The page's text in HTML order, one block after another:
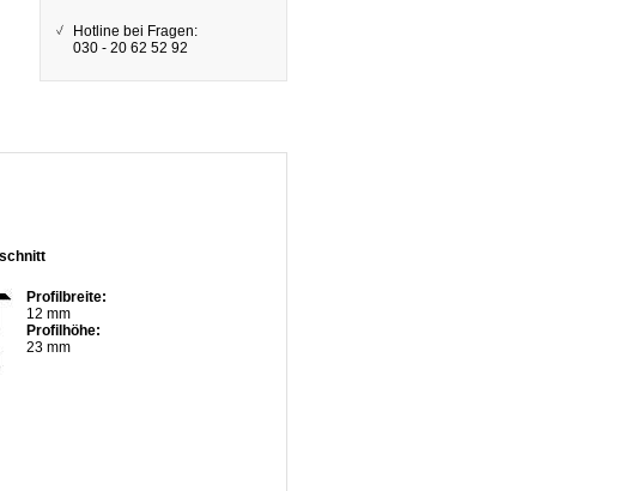
Hotline bei Fragen:
030 - 20 62 52 92
Profilbreite:
12 mm
Profilhöhe:
23 mm